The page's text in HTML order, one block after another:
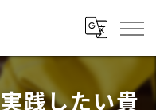
践したい貴